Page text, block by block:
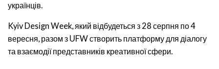
українців.
Kyiv Design Week, який відбудеться з 28 серпня по 4
вересня, разом з UFW створить платформу для діалогу
та взаємодії представників креативної сфери.